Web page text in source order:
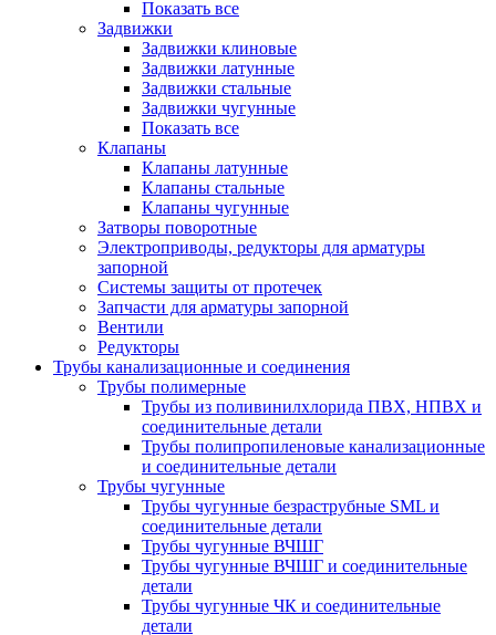
Показать все
Задвижки
Задвижки клиновые
Задвижки латунные
Задвижки стальные
Задвижки чугунные
Показать все
Клапаны
Клапаны латунные
Клапаны стальные
Клапаны чугунные
Затворы поворотные
Электроприводы, редукторы для арматуры
запорной
Системы защиты от протечек
Запчасти для арматуры запорной
Вентили
Редукторы
Трубы канализационные и соединения
Трубы полимерные
Трубы из поливинилхлорида ПВХ, НПВХ и
соединительные детали
Трубы полипропиленовые канализационные
и соединительные детали
Трубы чугунные
Трубы чугунные безраструбные SML и
соединительные детали
Трубы чугунные ВЧШГ
Трубы чугунные ВЧШГ и соединительные
детали
Трубы чугунные ЧК и соединительные
детали